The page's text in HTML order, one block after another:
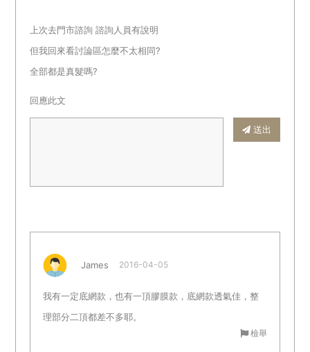
上次去門市諮詢 諮詢人員有說明
但我回來看討論區怎麼不太相同?
全部都是真髮嗎?
回應此文
送出
James 2016-04-05
我有一定底網款，也有一頂膠膜款，底網款透氣佳，整
理部分二頂都差不多耶。
檢舉